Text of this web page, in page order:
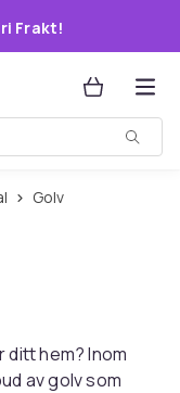
Frakt!
Golv
hem? Inom
av golv som